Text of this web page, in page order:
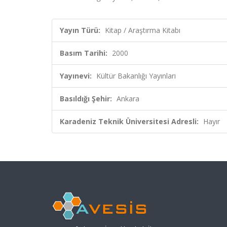
Yayın Türü: Kitap / Araştırma Kitabı
Basım Tarihi: 2000
Yayınevi: Kültür Bakanlığı Yayınları
Basıldığı Şehir: Ankara
Karadeniz Teknik Üniversitesi Adresli: Hayır